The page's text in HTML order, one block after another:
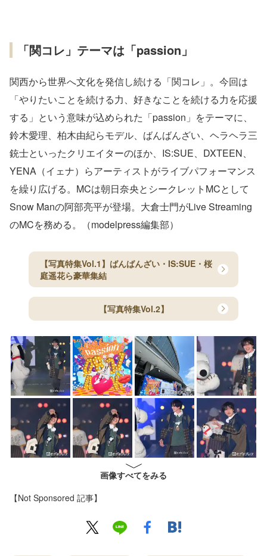
「関コレ」テーマは「passion」
関西から世界へ文化を発信し続ける「関コレ」。今回は
「やりたいことを続ける力、好きなことを続ける力を応援
する」という意味が込められた「passion」をテーマに、
鈴木愛理、柏木由紀らモデル、ばんばんざい、ヘラヘラ三
銃士といったクリエイターのほか、IS:SUE、DXTEEN、
YENA（イェナ）らアーティストがライブパフォーマンス
を繰り広げる。MCは朝日奈央とシークレットMCとして
Snow Manの阿部亮平が登場。大倉士門がLive Streaming
のMCを務める。（modelpress編集部）
【写真特集Vol.1】ばんばんざい・IS:SUE・桜
庭遥花ら豪華集結
【写真特集Vol.2】
画像すべてをみる
【Not Sponsored 記事】